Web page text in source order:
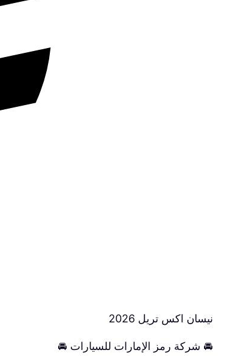
نيسان اكس تريل 2026
🚘 شركة رمز الإمارات للسيارات 🚘